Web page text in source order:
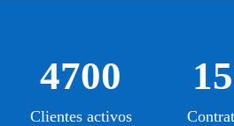
4700
Clientes activos